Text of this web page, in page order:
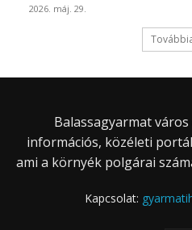
2026. máj. 29.
Balassagyarmat
információs, közéleti
ami a környék polgárai
Kapcsolat: